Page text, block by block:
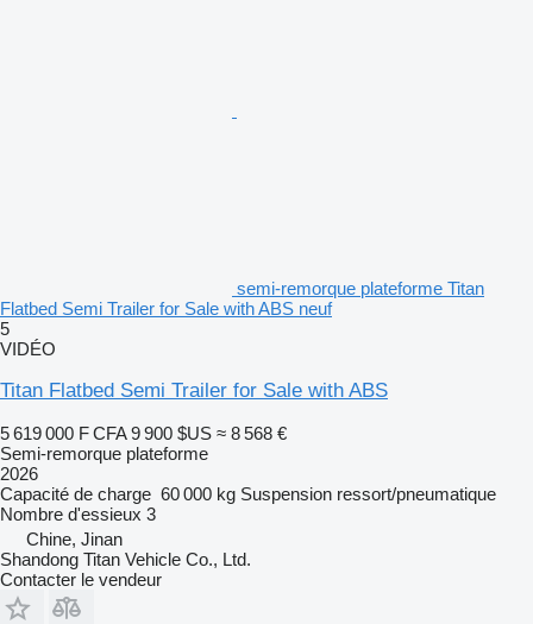
semi-remorque plateforme Titan
Flatbed Semi Trailer for Sale with ABS neuf
5
VIDÉO
Titan Flatbed Semi Trailer for Sale with ABS
5 619 000 F CFA 9 900 $US ≈ 8 568 €
Semi-remorque plateforme
2026
Capacité de charge 60 000 kg Suspension ressort/pneumatique
Nombre d'essieux 3
Chine, Jinan
Shandong Titan Vehicle Co., Ltd.
Contacter le vendeur